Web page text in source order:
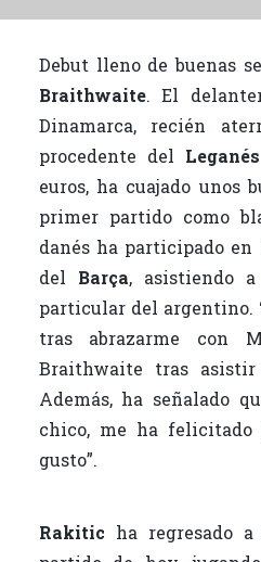
c
e
b
o
o
k
Debut lleno de buenas
Braithwaite. El
Dinamarca, recién
procedente del Leganés
euros, ha cuajado unos
primer partido como
danés ha participado
del Barça, asistiendo a
particular del argentino.
tras abrazarme con
Braithwaite tras
Además, ha señalado
chico, me ha
gusto”.
Rakitic ha regresado